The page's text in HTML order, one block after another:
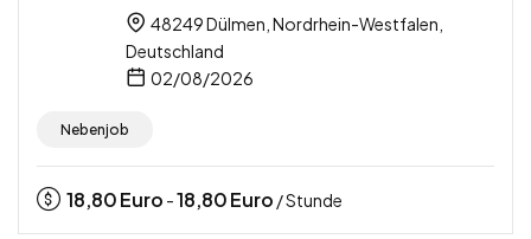
48249 Dülmen, Nordrhein-Westfalen,
Deutschland
02/08/2026
Nebenjob
18,80Euro -18,80Euro / Stunde